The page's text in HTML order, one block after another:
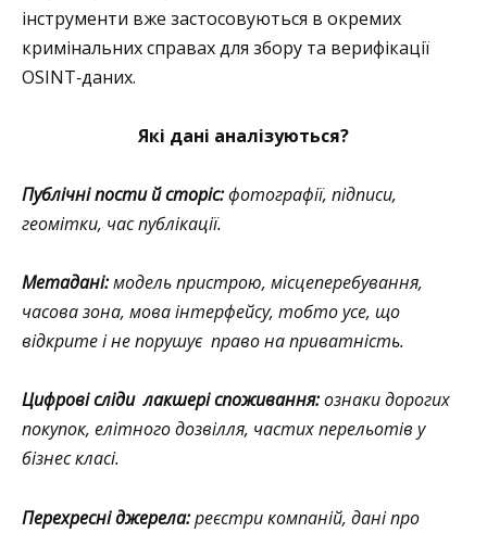
інструменти вже застосовуються в окремих
кримінальних справах для збору та верифікації
OSINT‑даних.
Які дані аналізуються?
Публічні пости й сторіс:фотографії, підписи,
геомітки, час публікації.
Метадані:модель пристрою, місцеперебування,
часова зона, мова інтерфейсу, тобто усе, що
відкрите і не порушує право на приватність.
Цифрові сліди лакшері споживання:ознаки дорогих
покупок, елітного дозвілля, частих перельотів у
бізнес класі.
Перехресні джерела:реєстри компаній, дані про